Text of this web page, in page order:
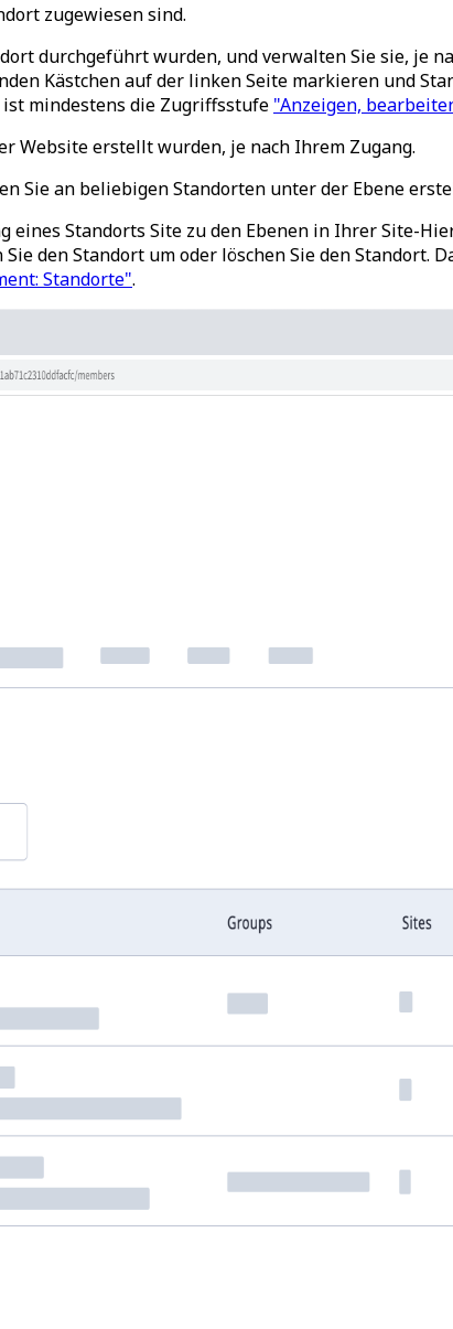
zugewiesen sind.
durchgeführt wurden, und verwalten Sie sie, je
Kästchen auf der linken Seite markieren und
mindestens die Zugriffsstufe "Anzeigen,
Website erstellt wurden, je nach Ihrem Zugang.
Sie an beliebigen Standorten unter der Ebene
eines Standorts Site zu den Ebenen in Ihrer Site-
Sie den Standort um oder löschen Sie den Standort.
Standorte".